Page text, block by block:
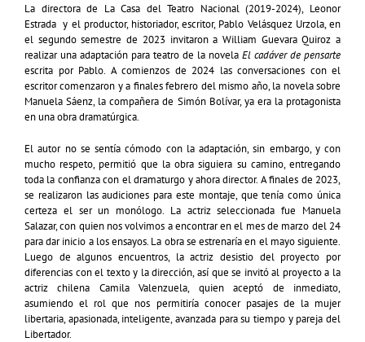
La directora de La Casa del Teatro Nacional (2019-2024), Leonor
Estrada y el productor, historiador, escritor, Pablo Velásquez Urzola, en
el segundo semestre de 2023 invitaron a William Guevara Quiroz a
realizar una adaptación para teatro de la novela El cadáver de pensarte
escrita por Pablo. A comienzos de 2024 las conversaciones con el
escritor comenzaron y a finales febrero del mismo año, la novela sobre
Manuela Sáenz, la compañera de Simón Bolívar, ya era la protagonista
en una obra dramatúrgica.
El autor no se sentía cómodo con la adaptación, sin embargo, y con
mucho respeto, permitió que la obra siguiera su camino, entregando
toda la confianza con el dramaturgo y ahora director. A finales de 2023,
se realizaron las audiciones para este montaje, que tenía como única
certeza el ser un monólogo. La actriz seleccionada fue Manuela
Salazar, con quien nos volvimos a encontrar en el mes de marzo del 24
para dar inicio a los ensayos. La obra se estrenaría en el mayo siguiente.
Luego de algunos encuentros, la actriz desistio del proyecto por
diferencias con el texto y la dirección, así que se invitó al proyecto a la
actriz chilena Camila Valenzuela, quien aceptó de inmediato,
asumiendo el rol que nos permitiría conocer pasajes de la mujer
libertaria, apasionada, inteligente, avanzada para su tiempo y pareja del
Libertador.